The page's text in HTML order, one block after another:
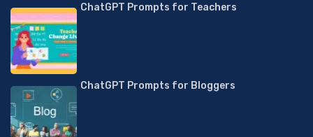
ChatGPT Prompts for Teachers
ChatGPT Prompts for Bloggers